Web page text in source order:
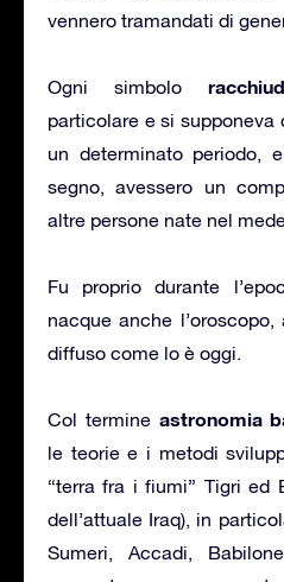
vennero tramandati di
Ogni simbolo
particolare e si
un determinato periodo,
segno, avessero un
altre persone nate nel
Fu proprio durante
nacque anche
diffuso come lo è oggi.
Col termine astronomia
le teorie e i metodi
“terra fra i fiumi” Tigri ed
dell’attuale Iraq), in
Sumeri, Accadi,